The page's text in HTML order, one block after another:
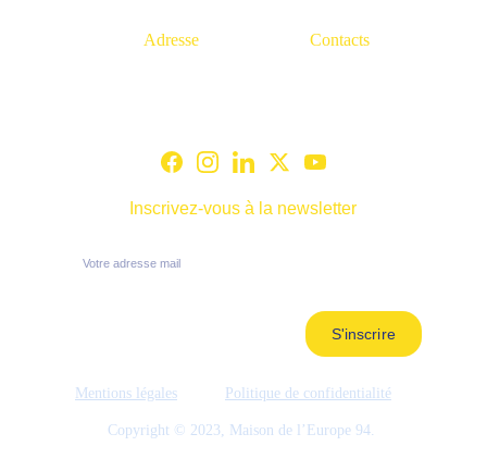
Adresse Contacts
Inscrivez-vous à la newsletter
S'inscrire
Copyright © 2023, Maison de l’Europe 94.
Mentions légales Politique de confidentialité